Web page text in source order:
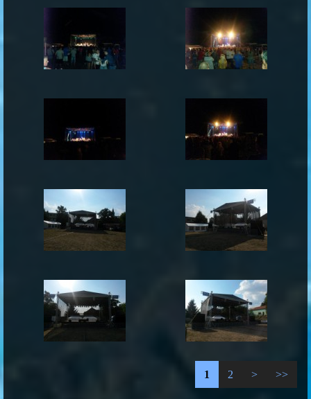
1 2 > >>